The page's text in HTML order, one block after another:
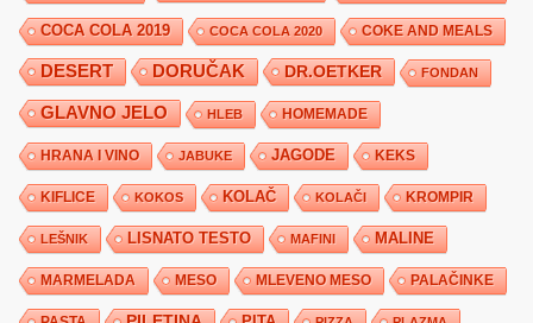
COCA COLA 2019 COCA COLA 2020 COKE AND MEALS
DESERT DORUČAK DR.OETKER FONDAN
GLAVNO JELO HLEB HOMEMADE
HRANA I VINO JABUKE JAGODE KEKS
KIFLICE KOKOS KOLAČ KOLAČI KROMPIR
LEŠNIK LISNATO TESTO MAFINI MALINE
MARMELADA MESO MLEVENO MESO PALAČINKE